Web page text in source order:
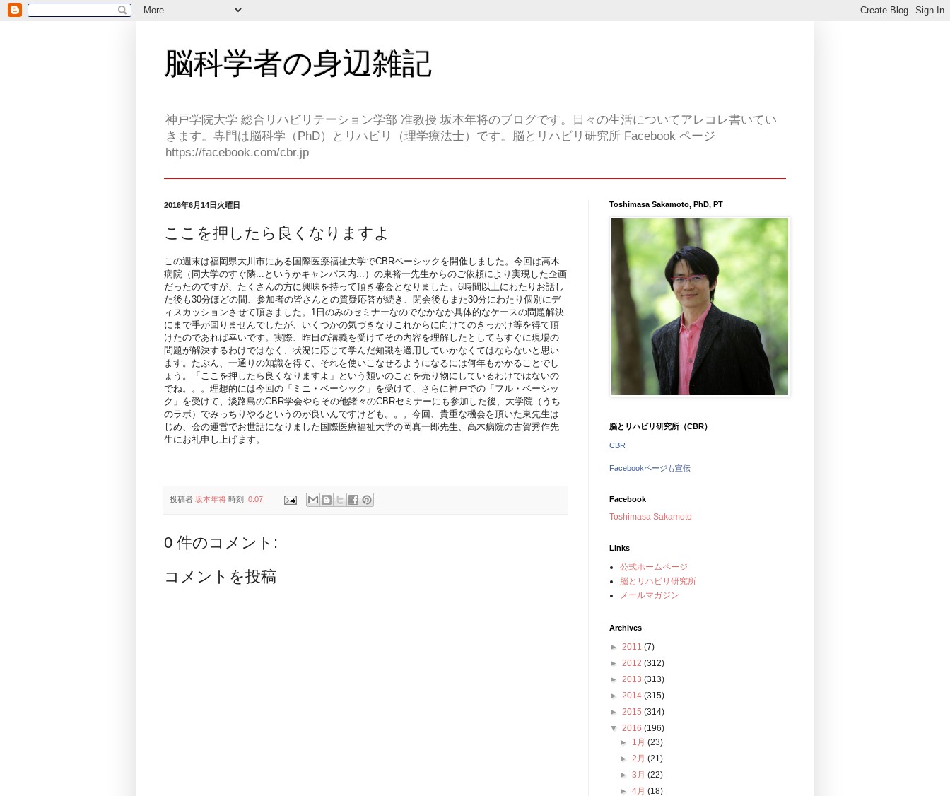
脳科学者の身辺雑記
神戸学院大学 総合リハビリテーション学部 准教授 坂本年将のブログです。日々の生活についてアレコレ書いてい
きます。専門は脳科学（PhD）とリハビリ（理学療法士）です。脳とリハビリ研究所 Facebook ページ
https://facebook.com/cbr.jp
2016年6月14日火曜日
ここを押したら良くなりますよ
この週末は福岡県大川市にある国際医療福祉大学でCBRベーシックを開催しました。今回は高木
病院（同大学のすぐ隣...というかキャンパス内...）の東裕一先生からのご依頼により実現した企画
だったのですが、たくさんの方に興味を持って頂き盛会となりました。6時間以上にわたりお話し
た後も30分ほどの間、参加者の皆さんとの質疑応答が続き、閉会後もまた30分にわたり個別にデ
ィスカッションさせて頂きました。1日のみのセミナーなのでなかなか具体的なケースの問題解決
にまで手が回りませんでしたが、いくつかの気づきなりこれからに向けてのきっかけ等を得て頂
けたのであれば幸いです。実際、昨日の講義を受けてその内容を理解したとしてもすぐに現場の
問題が解決するわけではなく、状況に応じて学んだ知識を適用していかなくてはならないと思い
ます。たぶん、一通りの知識を得て、それを使いこなせるようになるには何年もかかることでし
ょう。「ここを押したら良くなりますよ」という類いのことを売り物にしているわけではないの
でね。。。理想的には今回の「ミニ・ベーシック」を受けて、さらに神戸での「フル・ベーシッ
ク」を受けて、淡路島のCBR学会やらその他諸々のCBRセミナーにも参加した後、大学院（うち
のラボ）でみっちりやるというのが良いんですけども。。。今回、貴重な機会を頂いた東先生は
じめ、会の運営でお世話になりました国際医療福祉大学の岡真一郎先生、高木病院の古賀秀作先
生にお礼申し上げます。
投稿者 坂本年将 時刻: 0:07
0 件のコメント:
コメントを投稿
Toshimasa Sakamoto, PhD, PT
脳とリハビリ研究所（CBR）
CBR
Facebookページも宣伝
Facebook
Toshimasa Sakamoto
Links
公式ホームページ
脳とリハビリ研究所
メールマガジン
Archives
► 2011 (7)
► 2012 (312)
► 2013 (313)
► 2014 (315)
► 2015 (314)
▼ 2016 (196)
► 1月(23)
►2月(21)
►3月(22)
►4月(18)